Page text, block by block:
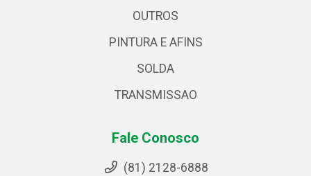
OUTROS
PINTURA E AFINS
SOLDA
TRANSMISSAO
Fale Conosco
(81) 2128-6888